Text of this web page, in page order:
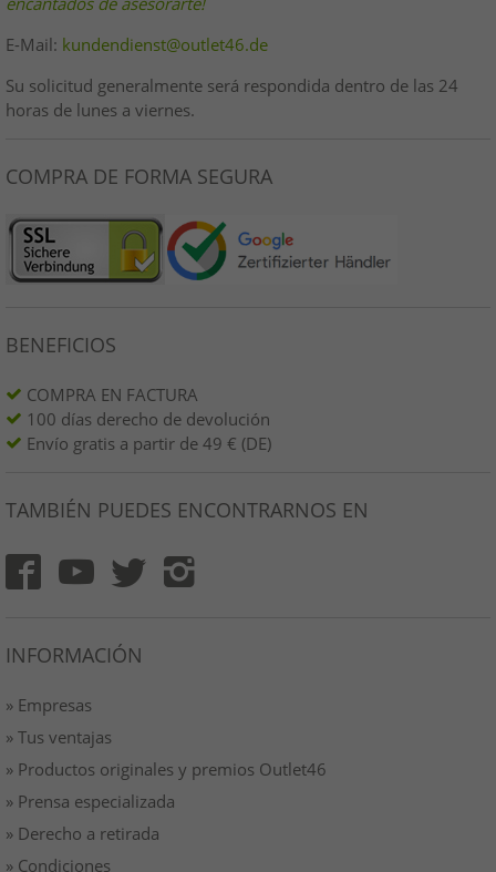
E-Mail: kundendienst@outlet46.de
Su solicitud generalmente será respondida dentro de las 24
horas de lunes a viernes.
COMPRA DE FORMA SEGURA
BENEFICIOS
COMPRA EN FACTURA
100 días derecho de devolución
Envío gratis a partir de 49 € (DE)
TAMBIÉN PUEDES ENCONTRARNOS EN
INFORMACIÓN
» Empresas
» Tus ventajas
» Productos originales y premios Outlet46
» Prensa especializada
» Derecho a retirada
» Condiciones